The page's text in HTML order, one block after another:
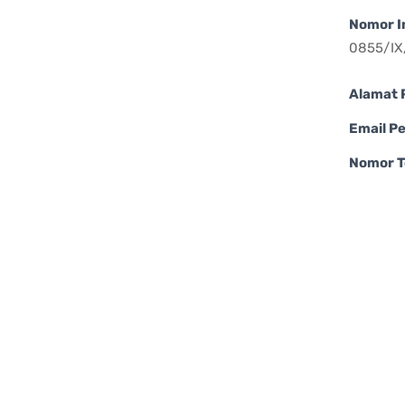
Nomor
0855/
Alamat
Email
Nomor